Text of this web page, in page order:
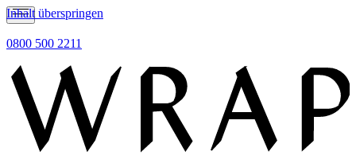
Inhalt überspringen
0800 500 2211